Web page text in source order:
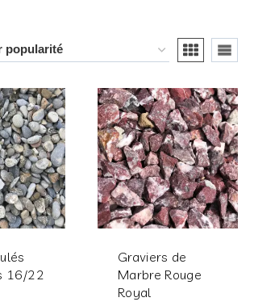
16/22
Graviers de
Marbre Rouge
Royal